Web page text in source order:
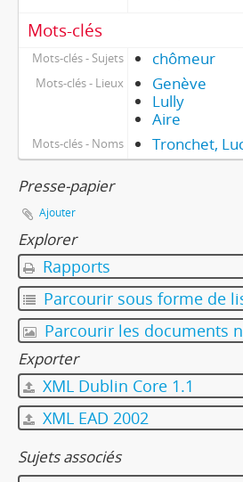
Mots-clés
Mots-clés - Sujets chômeur
Mots-clés - Lieux
Genève
Lully
Aire
Mots-clés - Noms Tronchet,
Presse-papier
Ajouter
Explorer
Rapports
Parcourir sous forme de
Parcourir les documents
Exporter
XML Dublin Core 1.1
XML EAD 2002
Sujets associés